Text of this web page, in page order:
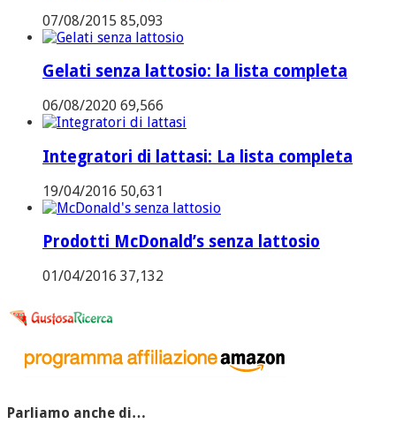
07/08/2015 85,093
Gelati senza lattosio: la lista completa
06/08/2020 69,566
Integratori di lattasi: La lista completa
19/04/2016 50,631
Prodotti McDonald’s senza lattosio
01/04/2016 37,132
Parliamo anche di…